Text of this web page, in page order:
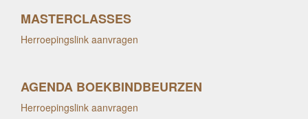
MASTERCLASSES
Herroepingslink aanvragen
AGENDA BOEKBINDBEURZEN
Herroepingslink aanvragen